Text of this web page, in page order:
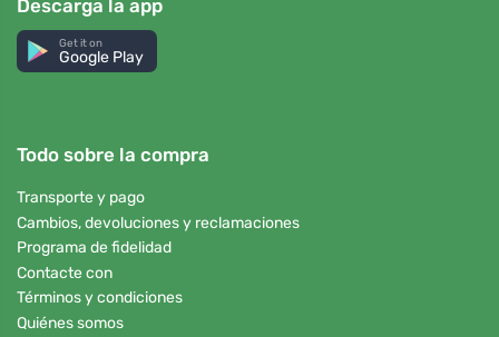
Descarga la app
Get it on
Google Play
Todo sobre la compra
Transporte y pago
Cambios, devoluciones y reclamaciones
Programa de fidelidad
Contacte con
Términos y condiciones
Quiénes somos